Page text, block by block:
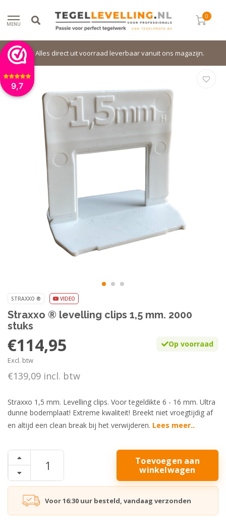
9,7
MENU
0
Alles direct uit voorraad leverbaar vanuit ons magazijn.
STRAXXO ® VIDEO
Straxxo ® levelling clips 1,5 mm. 2000
stuks
€114,95
Excl. btw
€139,09 incl. btw
Op voorraad
Straxxo 1,5 mm. Levelling clips. Voor tegeldikte 6 - 16 mm. Ultra
dunne bodemplaat! Extreme kwaliteit! Breekt niet vroegtijdig af
en altijd een clean break bij het verwijderen. Lees meer..
Toevoegen aan
winkelwagen
Voor 16:30 uur besteld, vandaag verzonden